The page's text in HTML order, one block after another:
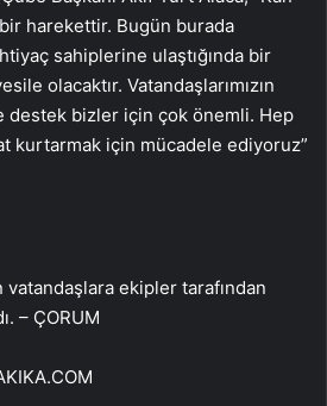
harekettir. Bugün burada
sahiplerine ulaştığında bir
olacaktır. Vatandaşlarımızın
destek bizler için çok önemli. Hep
kurtarmak için mücadele ediyoruz”
vatandaşlara ekipler tarafından
– ÇORUM